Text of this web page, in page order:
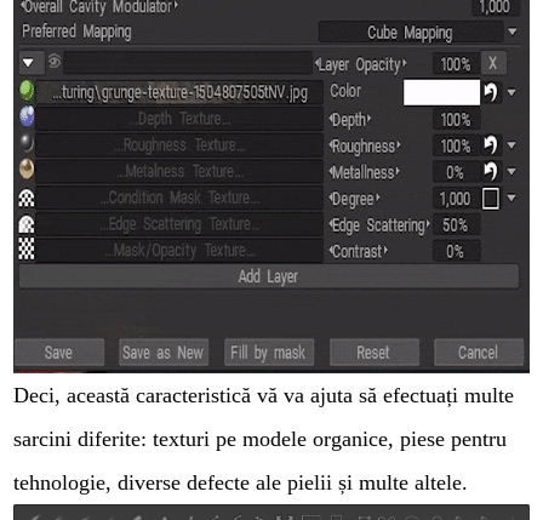
Deci, această caracteristică vă va ajuta să efectuați multe
sarcini diferite: texturi pe modele organice, piese pentru
tehnologie, diverse defecte ale pielii și multe altele.